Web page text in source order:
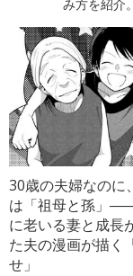
み方を紹介
30歳の夫婦なのに
は「祖母と孫」
に老いる妻と成長
た夫の漫画が描く
せ」